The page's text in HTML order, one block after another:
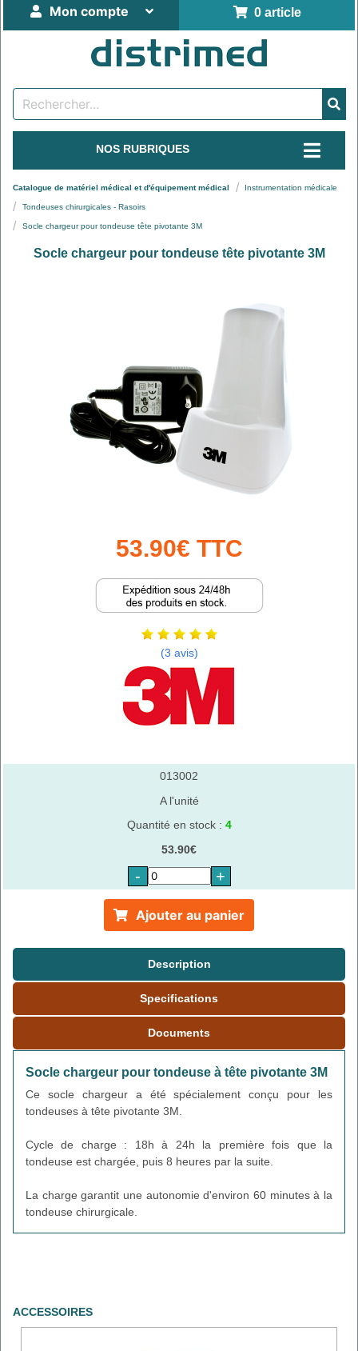
0 article
Mon compte
NOS RUBRIQUES
Catalogue de matériel médical et d'équipement médical Instrumentation médicale
Tondeuses chirurgicales - Rasoirs
Socle chargeur pour tondeuse tête pivotante 3M
Socle chargeur pour tondeuse tête pivotante 3M
53.90€ TTC
(3 avis)
013002
A l'unité
Quantité en stock : 4
53.90€
- +
Ajouter au panier
Description
Specifications
Documents
Socle chargeur pour tondeuse à tête pivotante 3M
Ce socle chargeur a été spécialement conçu pour les
tondeuses à tête pivotante 3M.
Cycle de charge : 18h à 24h la première fois que la
tondeuse est chargée, puis 8 heures par la suite.
La charge garantit une autonomie d'environ 60 minutes à la
tondeuse chirurgicale.
ACCESSOIRES